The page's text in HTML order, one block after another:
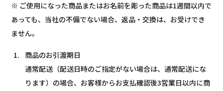
※ ご使用になった商品またはお名前を彫った商品は1週間以内で
あっても、当社の不備でない場合、返品・交換は、お受けでき
ません。
商品のお引渡期日
通常配送（配送日時のご指定がない場合は、通常配送にな
ります）の場合、お客様からお支払確認後3営業日以内に商